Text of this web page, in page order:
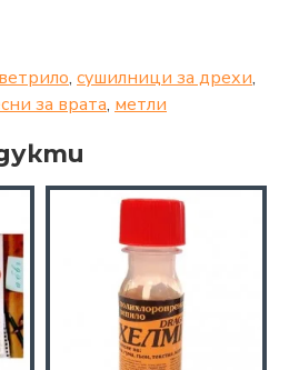
ветрило, сушилници за дрехи,
за врата, метли